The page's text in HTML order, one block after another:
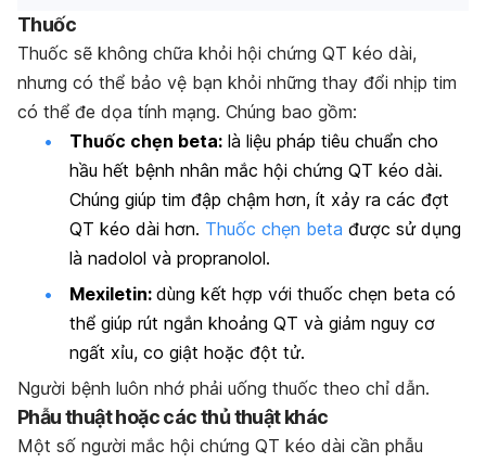
Thuốc
Thuốc sẽ không chữa khỏi hội chứng QT kéo dài,
nhưng có thể bảo vệ bạn khỏi những thay đổi nhịp tim
có thể đe dọa tính mạng. Chúng bao gồm:
Thuốc chẹn beta: là liệu pháp tiêu chuẩn cho
hầu hết bệnh nhân mắc hội chứng QT kéo dài.
Chúng giúp tim đập chậm hơn, ít xảy ra các đợt
QT kéo dài hơn. Thuốc chẹn beta được sử dụng
là nadolol và propranolol.
Mexiletin: dùng kết hợp với thuốc chẹn beta có
thể giúp rút ngắn khoảng QT và giảm nguy cơ
ngất xỉu, co giật hoặc đột tử.
Người bệnh luôn nhớ phải uống thuốc theo chỉ dẫn.
Phẫu thuật hoặc các thủ thuật khác
Một số người mắc hội chứng QT kéo dài cần phẫu